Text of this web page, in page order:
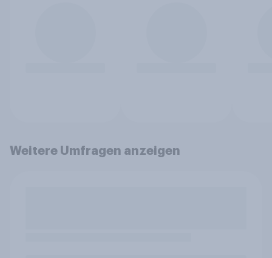
Weitere Umfragen anzeigen